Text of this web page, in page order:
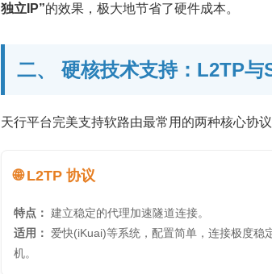
独立IP”的效果，极大地节省了硬件成本。
二、 硬核技术支持：L2TP与
天行平台完美支持软路由最常用的两种核心协
🌐 L2TP 协议
特点： 建立稳定的代理加速隧道连接。
适用：
爱快(iKuai)等系统，配置简单，连接极度稳
机。